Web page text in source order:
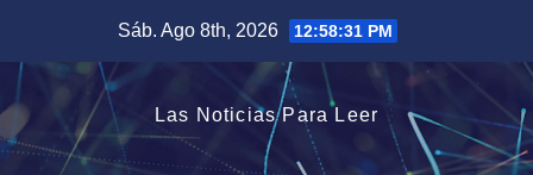
contenido
Sáb. Ago 8th, 2026 12:58:32 PM
Las Noticias Para Leer